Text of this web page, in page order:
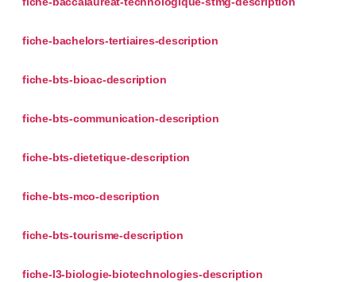
fiche-bachelors-tertiaires-description
fiche-bts-bioac-description
fiche-bts-communication-description
fiche-bts-dietetique-description
fiche-bts-mco-description
fiche-bts-tourisme-description
fiche-l3-biologie-biotechnologies-description